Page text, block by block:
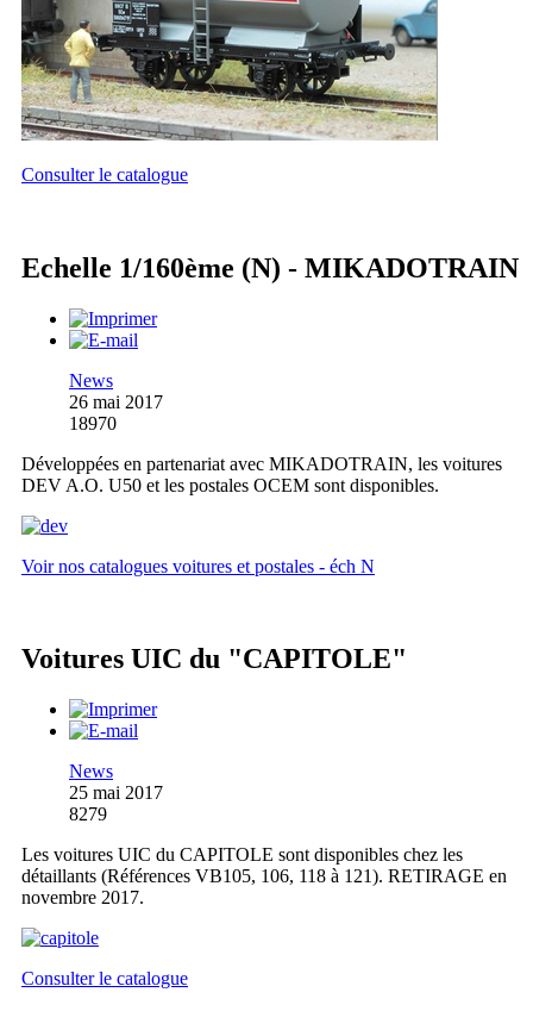
Consulter le catalogue
Echelle 1/160ème (N) - MIKADOTRAIN
News
26 mai 2017
18970
Développées en partenariat avec MIKADOTRAIN, les voitures
DEV A.O. U50 et les postales OCEM sont disponibles.
Voir nos catalogues voitures et postales - éch N
Voitures UIC du "CAPITOLE"
News
25 mai 2017
8279
Les voitures UIC du CAPITOLE sont disponibles chez les
détaillants (Références VB105, 106, 118 à 121). RETIRAGE en
novembre 2017.
Consulter le catalogue